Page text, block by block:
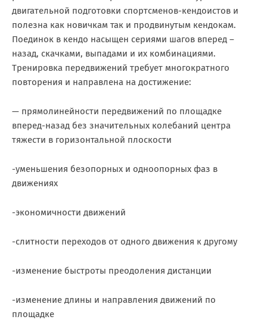
двигательной подготовки спортсменов-кендоистов и
полезна как новичкам так и продвинутым кендокам.
Поединок в кендо насыщен сериями шагов вперед –
назад, скачками, выпадами и их комбинациями.
Тренировка передвижений требует многократного
повторения и направлена на достижение:
— прямолинейности передвижений по площадке
вперед-назад без значительных колебаний центра
тяжести в горизонтальной плоскости
-уменьшения безопорных и одноопорных фаз в
движениях
-экономичности движений
-слитности переходов от одного движения к другому
-изменение быстроты преодоления дистанции
-изменение длины и направления движений по
площадке